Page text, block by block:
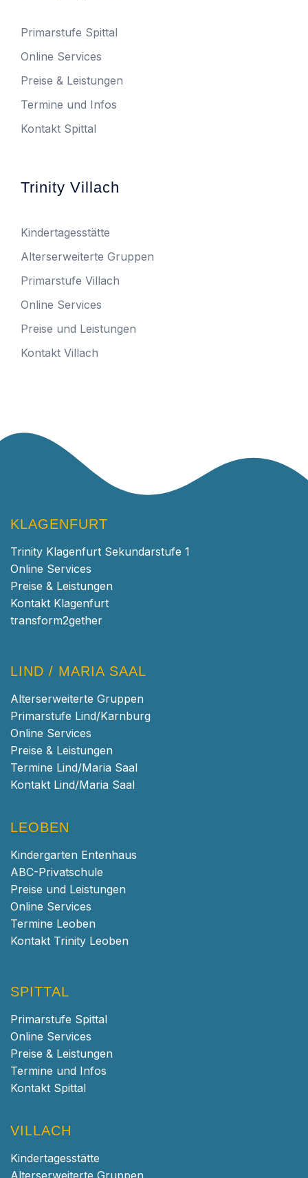
Primarstufe Spittal
Online Services
Preise & Leistungen
Termine und Infos
Kontakt Spittal
Trinity Villach
Kindertagesstätte
Alterserweiterte Gruppen
Primarstufe Villach
Online Services
Preise und Leistungen
Kontakt Villach
KLAGENFURT
Trinity Klagenfurt Sekundarstufe 1
Online Services
Preise & Leistungen
Kontakt Klagenfurt
transform2gether
LIND / MARIA SAAL
Alterserweiterte Gruppen
Primarstufe Lind/Karnburg
Online Services
Preise & Leistungen
Termine Lind/Maria Saal
Kontakt Lind/Maria Saal
LEOBEN
Kindergarten Entenhaus
ABC-Privatschule
Preise und Leistungen
Online Services
Termine Leoben
Kontakt Trinity Leoben
SPITTAL
Primarstufe Spittal
Online Services
Preise & Leistungen
Termine und Infos
Kontakt Spittal
VILLACH
Kindertagesstätte
Alterserweiterte Gruppen